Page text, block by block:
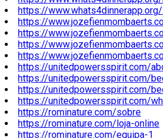
https://
https://
https://
https://
https://
https://unitedpowersspirit.com/
https://unitedpowersspirit.com/
https://unitedpowersspirit.com/
https://unitedpowersspirit.com/
https://rominature.com/sobre
https://rominature.com/loja-online
https://rominature.com/equipa-1